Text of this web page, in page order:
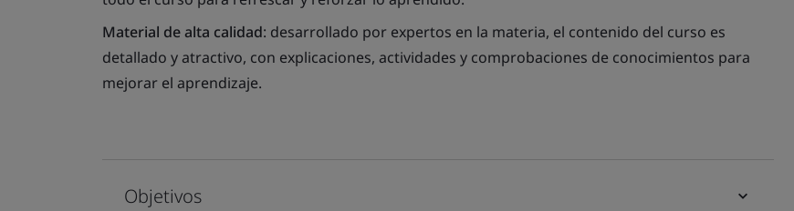
Material de alta calidad: desarrollado por expertos en la materia, el contenido del curso es
detallado y atractivo, con explicaciones, actividades y comprobaciones de conocimientos para
mejorar el aprendizaje.
Objetivos